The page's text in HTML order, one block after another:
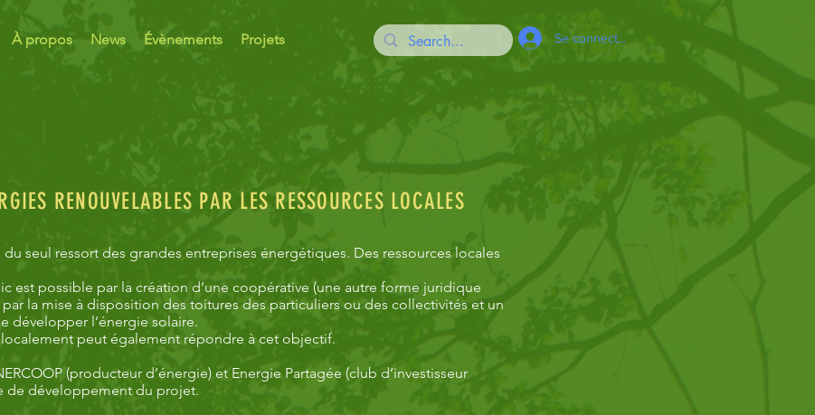
À propos News Évènements Projets Se connecter
RENOUVELABLES PAR LES RESSOURCES LOCALES
seul ressort des grandes entreprises énergétiques. Des ressources locales
est possible par la création d’une coopérative (une autre forme juridique
la mise à disposition des toitures des particuliers ou des collectivités et un
développer l’énergie solaire.
peut également répondre à cet objectif.
(producteur d’énergie) et Energie Partagée (club d’investisseur
de développement du projet.